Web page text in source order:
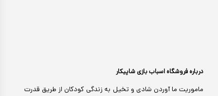
درباره فروشگاه اسباب بازی شاپیکار
ماموریت ما آوردن شادی و تخیل به زندگی کودکان از طریق قدرت